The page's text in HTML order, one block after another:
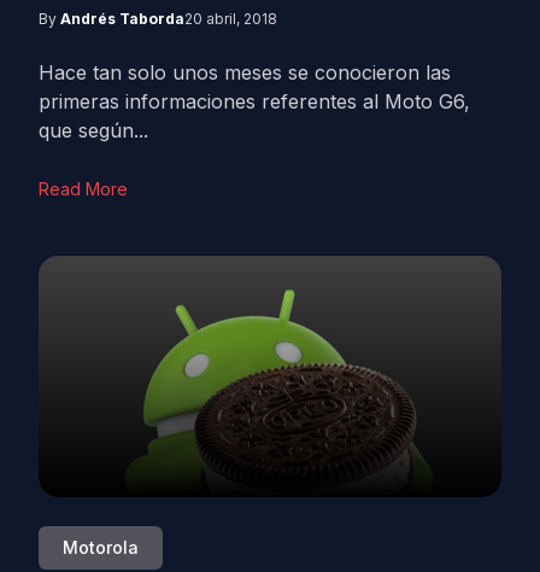
By Andrés Taborda20 abril, 2018
Hace tan solo unos meses se conocieron las
primeras informaciones referentes al Moto G6,
que según...
Read More
Motorola